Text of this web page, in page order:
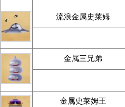
流浪金属史莱姆
金属三兄弟
金属史莱姆王